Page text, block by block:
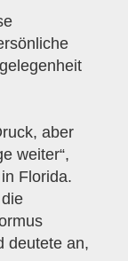
aber
weiter“,
Florida.
deutete an,